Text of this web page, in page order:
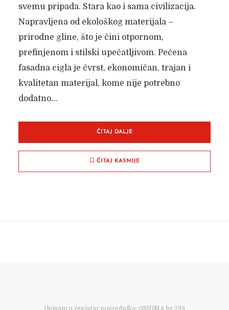
svemu pripada. Stara kao i sama civilizacija.
Napravljena od ekološkog materijala –
prirodne gline, što je čini otpornom,
prefinjenom i stilski upečatljivom. Pečena
fasadna cigla je čvrst, ekonomičan, trajan i
kvalitetan materijal, kome nije potrebno
dodatno...
ČITAJ DALJE
ČITAJ KASNIJE
Upisani u registar posrednika: GSIGMA br.233